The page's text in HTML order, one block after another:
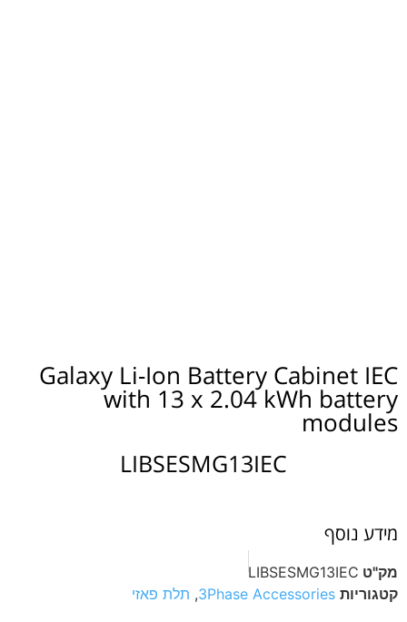
Galaxy Li-Ion Battery Cabinet IEC
with 13 x 2.04 kWh battery
modules
LIBSESMG13IEC
מידע נוסף
מק"ט LIBSESMG13IEC
קטגוריות 3Phase Accessories
, תלת פאזי